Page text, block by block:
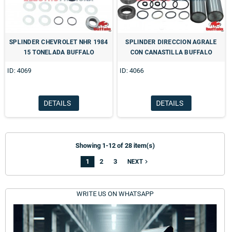
WRITE US ON WHATSAPP
SPLINDER CHEVROLET NHR 1984
15 TONELADA BUFFALO
ID: 4069
DETAILS
SPLINDER DIRECCION AGRALE
CON CANASTILLA BUFFALO
ID: 4066
DETAILS
Showing 1-12 of 28 item(s)
1 2 3 NEXTnavigate_next